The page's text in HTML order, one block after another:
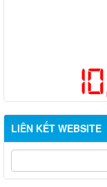
LIÊN KẾT WEBSITE